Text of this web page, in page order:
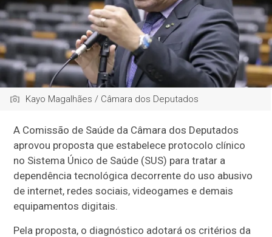
Kayo Magalhães / Câmara dos Deputados
A Comissão de Saúde da Câmara dos Deputados
aprovou proposta que estabelece protocolo clínico
no Sistema Único de Saúde (SUS) para tratar a
dependência tecnológica decorrente do uso abusivo
de internet, redes sociais, videogames e demais
equipamentos digitais.
Pela proposta, o diagnóstico adotará os critérios da